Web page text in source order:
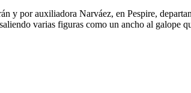
y por auxiliadora Narváez, en Pespire,
varias figuras como un ancho al galope